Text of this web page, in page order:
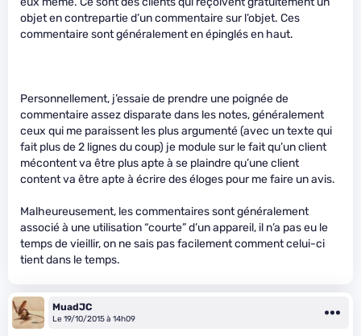
objet en contrepartie d’un commentaire sur l’objet. Ces
commentaire sont généralement en épinglés en haut.
Personnellement, j’essaie de prendre une poignée de
commentaire assez disparate dans les notes, généralement
ceux qui me paraissent les plus argumenté (avec un texte qui
fait plus de 2 lignes du coup) je module sur le fait qu’un client
mécontent va être plus apte à se plaindre qu’une client
content va être apte à écrire des éloges pour me faire un avis.
Malheureusement, les commentaires sont généralement
associé à une utilisation “courte” d’un appareil, il n’a pas eu le
temps de vieillir, on ne sais pas facilement comment celui-ci
tient dans le temps.
MuadJC
Le 19/10/2015 à 14h09